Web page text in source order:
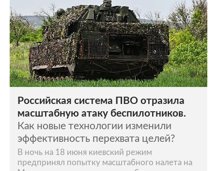
Российская система ПВО отразила
масштабную атаку беспилотников.
Как новые технологии изменили
эффективность перехвата целей?
В ночь на 18 июня киевский режим
предпринял попытку масштабного налета на